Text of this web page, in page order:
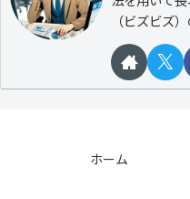
（ビズビズ
ホーム